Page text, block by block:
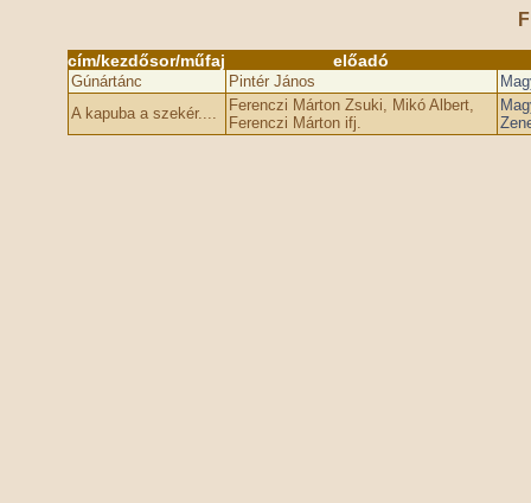
cím/kezdősor/műfaj előadó
Gúnártánc Pintér János
A kapuba a szekér....
Ferenczi Márton Zsuki, Mikó Albert,
Ferenczi Márton ifj.